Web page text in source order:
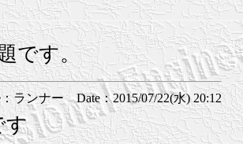
です。
ランナー Date：2015/07/22(水) 20:12
す